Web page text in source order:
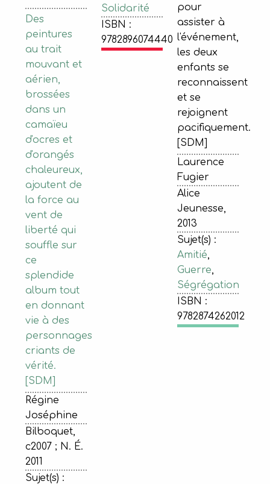
Des
peintures
au trait
mouvant et
aérien,
brossées
dans un
camaïeu
d'ocres et
d'orangés
chaleureux,
ajoutent de
la force au
vent de
liberté qui
souffle sur
ce
splendide
album tout
en donnant
vie à des
personnages
criants de
vérité.
[SDM]
Régine
Joséphine
Bilboquet,
c2007 ; N. É.
2011
Sujet(s) :
Solidarité
ISBN :
9782896074440
pour
assister à
l'événement,
les deux
enfants se
reconnaissent
et se
rejoignent
pacifiquement.
[SDM]
Laurence
Fugier
Alice
Jeunesse,
2013
Sujet(s) :
Amitié,
Guerre,
Ségrégation
ISBN :
9782874262012